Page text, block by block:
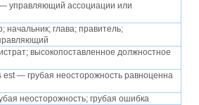
управляющий ассоциации или
глава; правитель;
высокопоставленное должностное
— грубая неосторожность равноценна
неосторожность; грубая ошибка